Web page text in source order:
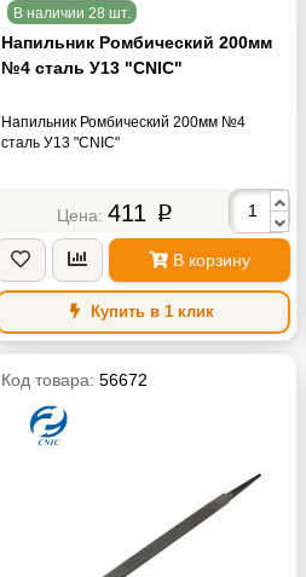
В наличии 28 шт.
Напильник Ромбический 200мм
№4 сталь У13 "CNIC"
Напильник Ромбический 200мм №4
сталь У13 "CNIC"
411 p
В корзину
Купить в 1 клик
Код товара: 56672